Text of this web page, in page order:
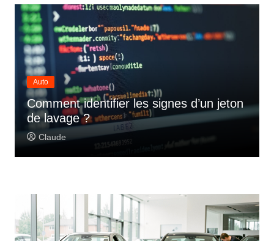
Auto
Comment identifier les signes d’un jeton
de lavage ?
Claude